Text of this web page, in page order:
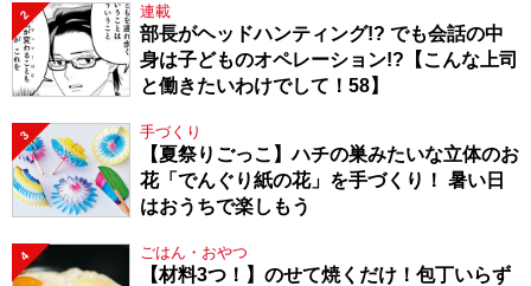
2 連載
部長がヘッドハンティング!? でも会話の中
身は子どものオペレーション!?【こんな上司
と働きたいわけでして！58】
3 手づくり
【夏祭りごっこ】ハチの巣みたいな立体のお
花「でんぐり紙の花」を手づくり！ 暑い日
はおうちで楽しもう
4 ごはん・おやつ
【材料3つ！】のせて焼くだけ！包丁いらず